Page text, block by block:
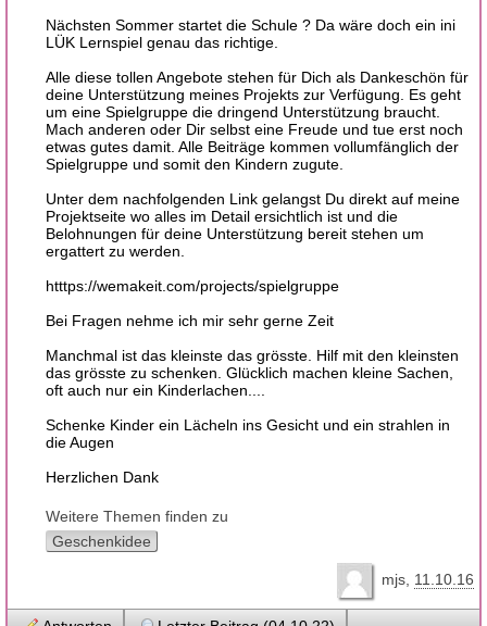
Nächsten Sommer startet die Schule ? Da wäre doch ein ini
LÜK Lernspiel genau das richtige.
Alle diese tollen Angebote stehen für Dich als Dankeschön für
deine Unterstützung meines Projekts zur Verfügung. Es geht
um eine Spielgruppe die dringend Unterstützung braucht.
Mach anderen oder Dir selbst eine Freude und tue erst noch
etwas gutes damit. Alle Beiträge kommen vollumfänglich der
Spielgruppe und somit den Kindern zugute.
Unter dem nachfolgenden Link gelangst Du direkt auf meine
Projektseite wo alles im Detail ersichtlich ist und die
Belohnungen für deine Unterstützung bereit stehen um
ergattert zu werden.
htttps://wemakeit.com/projects/spielgruppe
Bei Fragen nehme ich mir sehr gerne Zeit
Manchmal ist das kleinste das grösste. Hilf mit den kleinsten
das grösste zu schenken. Glücklich machen kleine Sachen,
oft auch nur ein Kinderlachen....
Schenke Kinder ein Lächeln ins Gesicht und ein strahlen in
die Augen
Herzlichen Dank
Weitere Themen finden zu
Geschenkidee
mjs 11.10.16